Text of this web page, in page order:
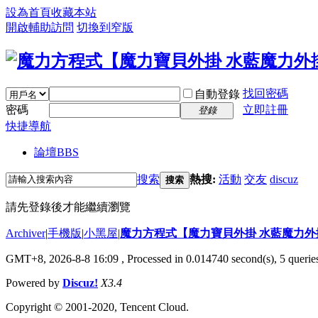
設為首頁收藏本站
開啟輔助訪問 切換到窄版
自動登錄 找回密碼
密碼
登錄
立即註冊
快捷導航
論壇BBS
搜索 搜索 熱搜: 活動 交友 discuz
請先登錄後才能繼續瀏覽
Archiver|手機版|小黑屋|魔力方程式【魔力寶貝外掛 水藍魔力
GMT+8, 2026-8-8 16:09 , Processed in 0.014740 second(s), 5
Powered by Discuz! X3.4
Copyright © 2001-2020, Tencent Cloud.